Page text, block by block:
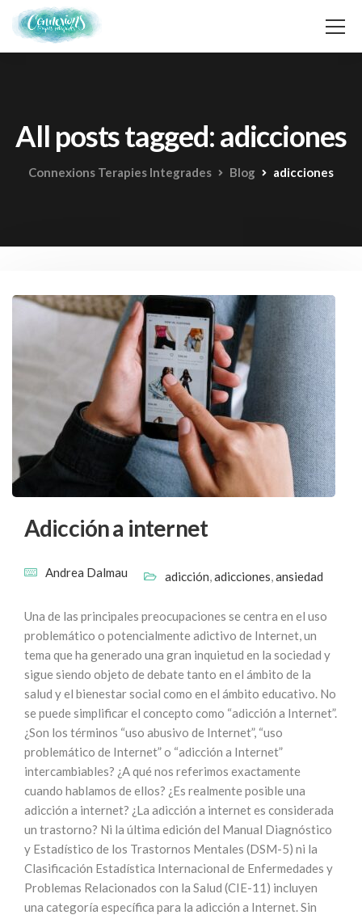
All posts tagged: adicciones
Connexions Terapies Integrades Blog adicciones
Adicción a internet
Andrea Dalmau adicción,adicciones,ansiedad
Una de las principales preocupaciones se centra en el uso
problemático o potencialmente adictivo de Internet, un
tema que ha generado una gran inquietud en la sociedad y
sigue siendo objeto de debate tanto en el ámbito de la
salud y el bienestar social como en el ámbito educativo. No
se puede simplificar el concepto como “adicción a Internet”.
¿Son los términos “uso abusivo de Internet”, “uso
problemático de Internet” o “adicción a Internet”
intercambiables? ¿A qué nos referimos exactamente
cuando hablamos de ellos? ¿Es realmente posible una
adicción a internet? ¿La adicción a internet es considerada
un trastorno? Ni la última edición del Manual Diagnóstico
y Estadístico de los Trastornos Mentales (DSM-5) ni la
Clasificación Estadística Internacional de Enfermedades y
Problemas Relacionados con la Salud (CIE-11) incluyen
una categoría específica para la adicción a Internet. Sin